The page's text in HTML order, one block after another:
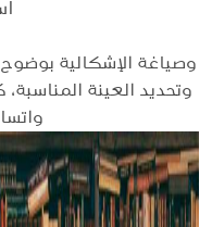
وصياغة الإشكالية بوضوح
وتحديد العينة